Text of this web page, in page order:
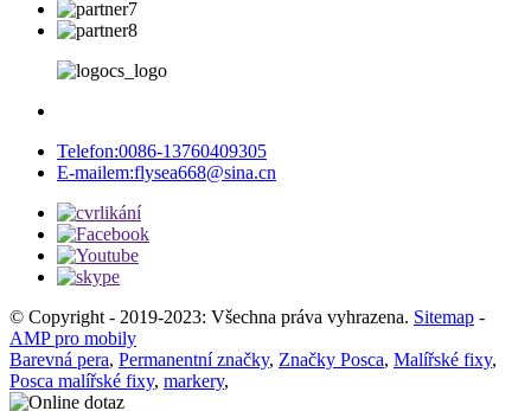
Telefon:0086-13760409305
E-mailem:flysea668@sina.cn
© Copyright - 2019-2023: Všechna práva vyhrazena. Sitemap -
AMP pro mobily
Barevná pera, Permanentní značky, Značky Posca, Malířské fixy,
Posca malířské fixy, markery,